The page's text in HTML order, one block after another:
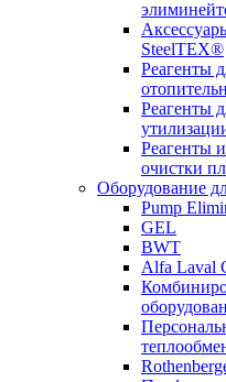
SteelTEX®
Реагенты
Реагенты
Реагенты
очистки
Оборудование
Pump
GEL
BWT
Alfa Laval